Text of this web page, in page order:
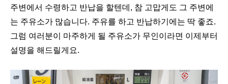
주변에서 수령하고 반납을 할텐데, 참 고맙게도 그 주변에
는 주유소가 많습니다. 주유를 하고 반납하기에는 딱 좋죠.
그럼 여러분이 마주하게 될 주유소가 무인이라면 이제부터
설명을 해드릴게요.